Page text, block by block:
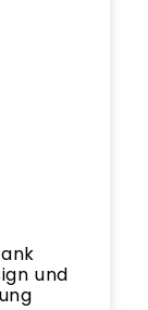
und